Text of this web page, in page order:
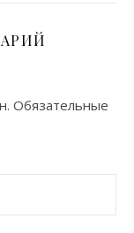
Обязательные